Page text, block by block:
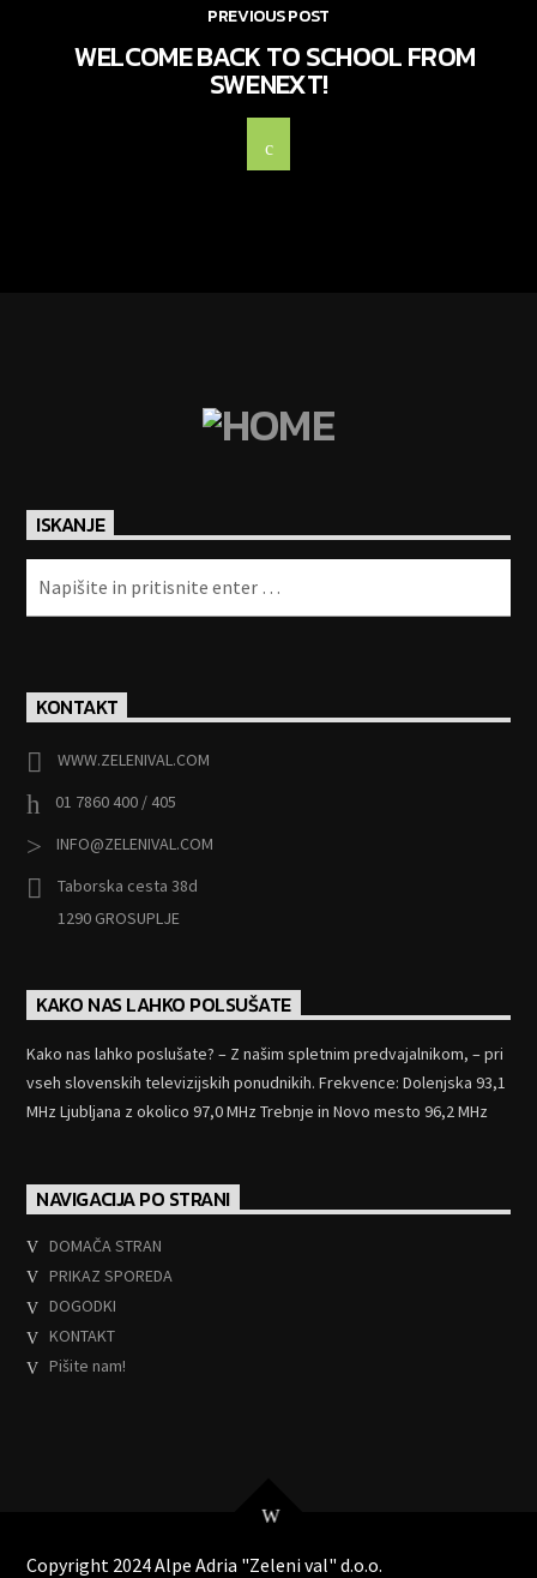
PREVIOUS POST
WELCOME BACK TO SCHOOL FROM
SWENEXT!
ISKANJE
KONTAKT
WWW.ZELENIVAL.COM
01 7860 400 / 405
INFO@ZELENIVAL.COM
Taborska cesta 38d
1290 GROSUPLJE
KAKO NAS LAHKO POLSUŠATE
Kako nas lahko poslušate? – Z našim spletnim predvajalnikom, – pri
vseh slovenskih televizijskih ponudnikih. Frekvence: Dolenjska 93,1
MHz Ljubljana z okolico 97,0 MHz Trebnje in Novo mesto 96,2 MHz
NAVIGACIJA PO STRANI
DOMAČA STRAN
PRIKAZ SPOREDA
DOGODKI
KONTAKT
Pišite nam!
Copyright 2024 Alpe Adria "Zeleni val" d.o.o.